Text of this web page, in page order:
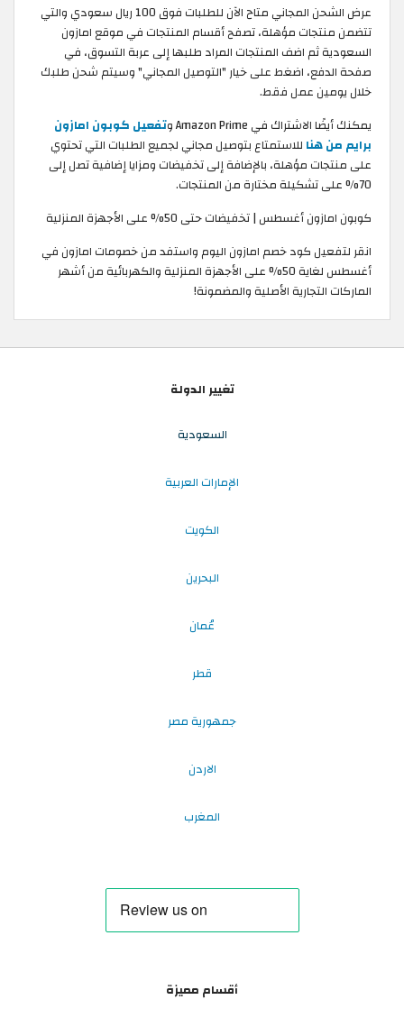
عرض الشحن المجاني متاح الآن للطلبات فوق 100 ريال سعودي والتي
تتضمن منتجات مؤهلة، تصفح أقسام المنتجات في موقع امازون
السعودية ثم اضف المنتجات المراد طلبها إلى عربة التسوق، في
صفحة الدفع، اضغط على خيار "التوصيل المجاني" وسيتم شحن طلبك
خلال يومين عمل فقط.
يمكنك أيضًا الاشتراك في Amazon Prime و
تفعيل كوبون امازون
برايم من هنا للاستمتاع بتوصيل مجاني لجميع الطلبات التي تحتوي
على منتجات مؤهلة، بالإضافة إلى تخفيضات ومزايا إضافية تصل إلى
70% على تشكيلة مختارة من المنتجات.
كوبون امازون أغسطس | تخفيضات حتى 50% على الأجهزة المنزلية
انقر لتفعيل كود خصم امازون اليوم واستفد من خصومات امازون في
أغسطس لغاية 50% على الأجهزة المنزلية والكهربائية من أشهر
الماركات التجارية الأصلية والمضمونة!
تغيير الدولة
السعودية
الإمارات العربية
الكويت
البحرين
عُمان
قطر
جمهورية مصر
الاردن
المغرب
أقسام مميزة